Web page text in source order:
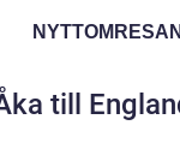
till